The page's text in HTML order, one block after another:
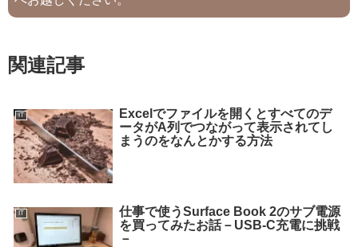
関連記事
IT
Excelでファイルを開くとすべてのデ
ータがA列でつながって表示されてし
まうのをなんとかする方法
IT
仕事で使うSurface Book 2のサブ電源
を買ってみたお話－USB-C充電に挑戦
－